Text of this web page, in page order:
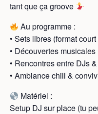
tant que ça groove
Au programme :
• Sets libres (format
• Découvertes musicales
• Rencontres entre DJs
• Ambiance chill &
Matériel :
Setup DJ sur place (tu